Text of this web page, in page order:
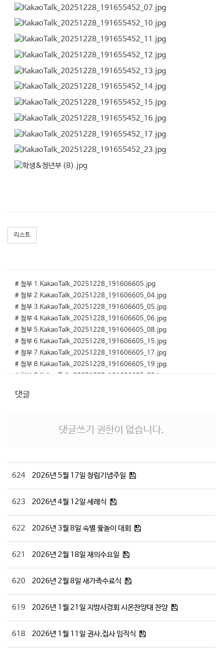
리스트
# 첨부 1.KakaoTalk_20251228_191606605.jpg
# 첨부 2.KakaoTalk_20251228_191606605_04.jpg
# 첨부 3.KakaoTalk_20251228_191606605_05.jpg
# 첨부 4.KakaoTalk_20251228_191606605_06.jpg
# 첨부 5.KakaoTalk_20251228_191606605_08.jpg
# 첨부 6.KakaoTalk_20251228_191606605_15.jpg
# 첨부 7.KakaoTalk_20251228_191606605_17.jpg
# 첨부 8.KakaoTalk_20251228_191606605_19.jpg
# 첨부 9.KakaoTalk_20251228_191606605_20.jpg
# 첨부 11.KakaoTalk_20251228_191606605_22.jpg
# 첨부 14.KakaoTalk_20251228_191606605_26.jpg
# 첨부 18.KakaoTalk_20251228_191655452_01.jpg
# 첨부 19.KakaoTalk_20251228_191655452_02.jpg
# 첨부 20.KakaoTalk_20251228_191655452_05.jpg
# 첨부 21.KakaoTalk_20251228_191655452_06.jpg
# 첨부 22.KakaoTalk_20251228_191655452_07.jpg
# 첨부 25.KakaoTalk_20251228_191655452_12.jpg
# 첨부 26.KakaoTalk_20251228_191655452_13.jpg
# 첨부 27.KakaoTalk_20251228_191655452_14.jpg
# 첨부 28.KakaoTalk_20251228_191655452_15.jpg
# 첨부 29.KakaoTalk_20251228_191655452_16.jpg
# 첨부 32.학생&청년부 (8).jpg
댓글
댓글쓰기 권한이 없습니다.
624 2026년 5월 17일 창립기념주일
623 2026년 4월 12일 세례식
622 2026년 3월 8일 속별 윷놀이 대회
621 2026년 2월 18일 재의수요일
620 2026년 2월 8일 새가족수료식
619 2026년 1월 21일 지방사경회 시온찬양대 찬양
618 2026년 1월 11일 권사,집사 임직식